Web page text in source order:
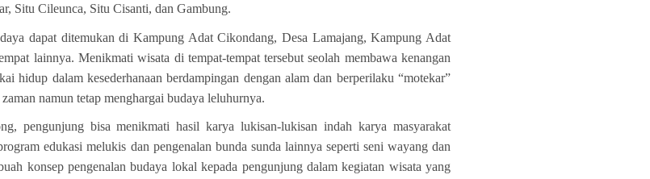
Situ Cileunca, Situ Cisanti, dan Gambung.
dapat ditemukan di Kampung Adat Cikondang, Desa Lamajang, Kampung Adat
lainnya. Menikmati wisata di tempat-tempat tersebut seolah membawa kenangan
hidup dalam kesederhanaan berdampingan dengan alam dan berperilaku “motekar”
namun tetap menghargai budaya leluhurnya.
pengunjung bisa menikmati hasil karya lukisan-lukisan indah karya masyarakat
edukasi melukis dan pengenalan bunda sunda lainnya seperti seni wayang dan
konsep pengenalan budaya lokal kepada pengunjung dalam kegiatan wisata yang